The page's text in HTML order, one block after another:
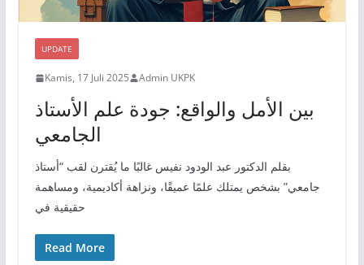
UPDATE
Kamis, 17 Juli 2025 Admin UKPK
بين الأمل والواقع: جودة علم الأستاذ
الجامعي
بقلم الدكتور عبد الودود نفيس غالبًا ما يُقترن لقب “أستاذ
جامعي” بشخص يمتلك علمًا عميقًا، ونزاهة أكاديمية، ومساهمة
حقيقية في
Read More